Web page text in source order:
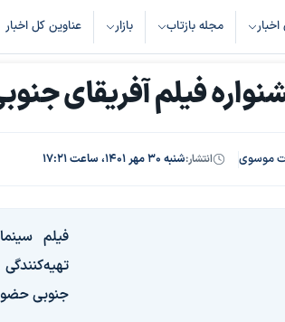
مجله بازتاب بازار عناوین کل اخبار
فیلم آفریقای
موسوی انتشار:شنبه ۳۰ مهر ۱۴۰۱، ساعت ۱۷:۲۱
فیلم
جنوبی